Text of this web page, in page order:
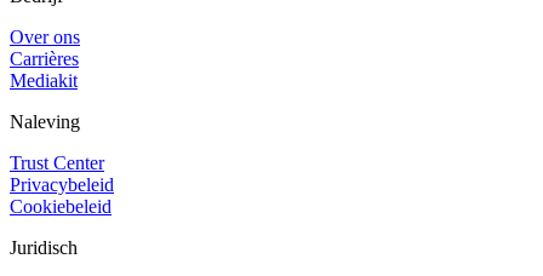
Over ons
Carrières
Mediakit
Naleving
Trust Center
Privacybeleid
Cookiebeleid
Juridisch